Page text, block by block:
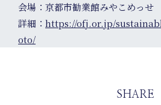
会場：京都市勧業館みやこめっ
詳細： https://ofj.or.jp/
oto/
SHARE